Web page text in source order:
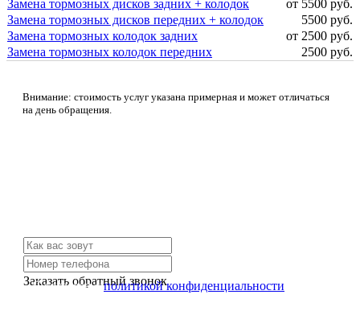
Замена тормозных дисков задних + колодок
от 5500 руб.
Замена тормозных дисков передних + колодок
5500 руб.
Замена тормозных колодок задних
от 2500 руб.
Замена тормозных колодок передних
2500 руб.
Внимание: стоимость услуг указана примерная и может отличаться
на день обращения.
Заказать обратный звонок
Я согласен сполитикой конфиденциальности